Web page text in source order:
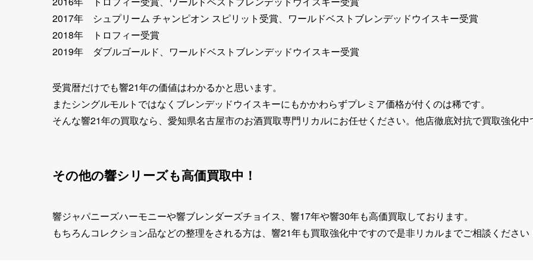
2017年 シュプリーム チャンピオン スピリット受賞、ワールドベストブレンデッドウイスキー受賞
2018年 トロフィー受賞
2019年 ダブルゴールド、ワールドベストブレンデッドウイスキー受賞
受賞暦だけでも響21年の価値はわかるかと思います。
またシングルモルトではなくブレンデッドウイスキーにもかかわらずプレミア価格が付くのは稀です。
そんな響21年の買取なら、愛知県名古屋市のお酒買取専門リカルにお任せください。他店徹底対抗で買取強化中
その他の響シリーズも高価買取中！
響ジャパニーズハーモニーや響ブレンダーズチョイス、響17年や響30年も高価買取しております。
もちろんコレクション品などの整理をされる方は、響21年も買取強化中ですので是非リカルまでご相談ください